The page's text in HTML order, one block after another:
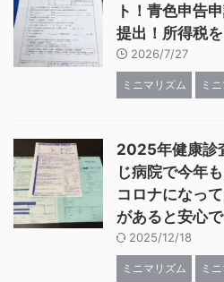
ト！青色申告
提出！所得税
2026/7/27
ミニマリズム ミ
2025年健康診
じ病院で今年
コロナになっ
があると安心で
2025/12/18
ミニマリズム ミ